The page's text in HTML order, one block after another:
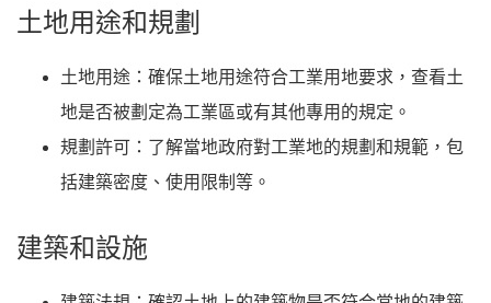
土地用途和規劃
土地用途 ：確保土地用途符合工業用地要求，查看土
地是否被劃定為工業區或有其他專用的規定。
規劃許可 ：了解當地政府對工業地的規劃和規範，包
括建築密度、使用限制等。
建築和設施